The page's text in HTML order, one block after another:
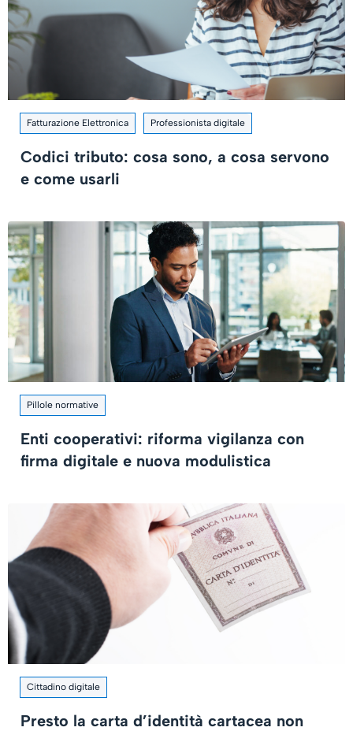
Fatturazione Elettronica Professionista digitale
Codici tributo: cosa sono, a cosa servono
e come usarli
Pillole normative
Enti cooperativi: riforma vigilanza con
firma digitale e nuova modulistica
Cittadino digitale
Presto la carta d’identità cartacea non